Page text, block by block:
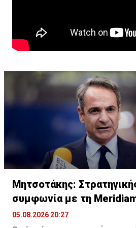
δημιουργεί μακροοικονομικούς
Μητσοτάκης:
συμφωνία με τη Meridiam
05.08.2026 20:27